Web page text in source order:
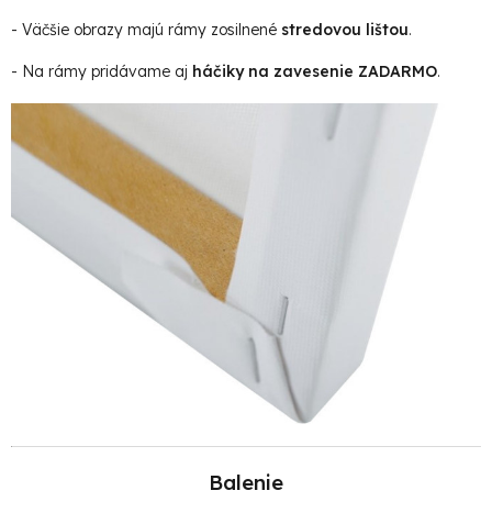
- Väčšie obrazy majú rámy zosilnené stredovou lištou.
- Na rámy pridávame aj háčiky na zavesenie ZADARMO.
Balenie